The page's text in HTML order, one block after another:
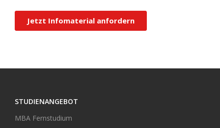
STUDIENANGEBOT
MBA Fernstudium